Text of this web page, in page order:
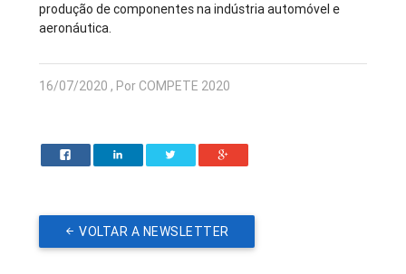
produção de componentes na indústria automóvel e
aeronáutica.
16/07/2020 , Por COMPETE 2020
VOLTAR A NEWSLETTER